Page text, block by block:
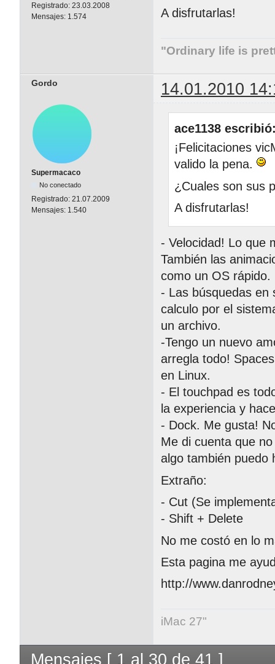
Registrado: 23.03.2008
Mensajes: 1.574
A disfrutarlas!
"Ordinary life is
Gordo 14.01.2010
Supermacaco
No conectado
Registrado: 21.07.2009
Mensajes: 1.540
ace1138
¡Felicitaciones
valido la pena.
¿Cuales son sus
A disfrutarlas!
- Velocidad! Lo que
También las
como un OS rápido.
- Las búsquedas en
calculo por el
un archivo.
-Tengo un nuevo
arregla todo!
en Linux.
- El touchpad es
la experiencia y
- Dock. Me gusta!
Me di cuenta que
algo también puedo
Extraño:
- Cut (Se
- Shift + Delete
No me costó en lo
Esta pagina me
http://
iMac 27"
Mensajes [ 1 al 30 de 41 ]